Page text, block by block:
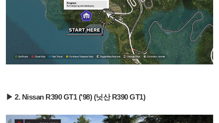
▶ 2. Nissan R390 GT1 ('98) (닛산 R390 GT1)